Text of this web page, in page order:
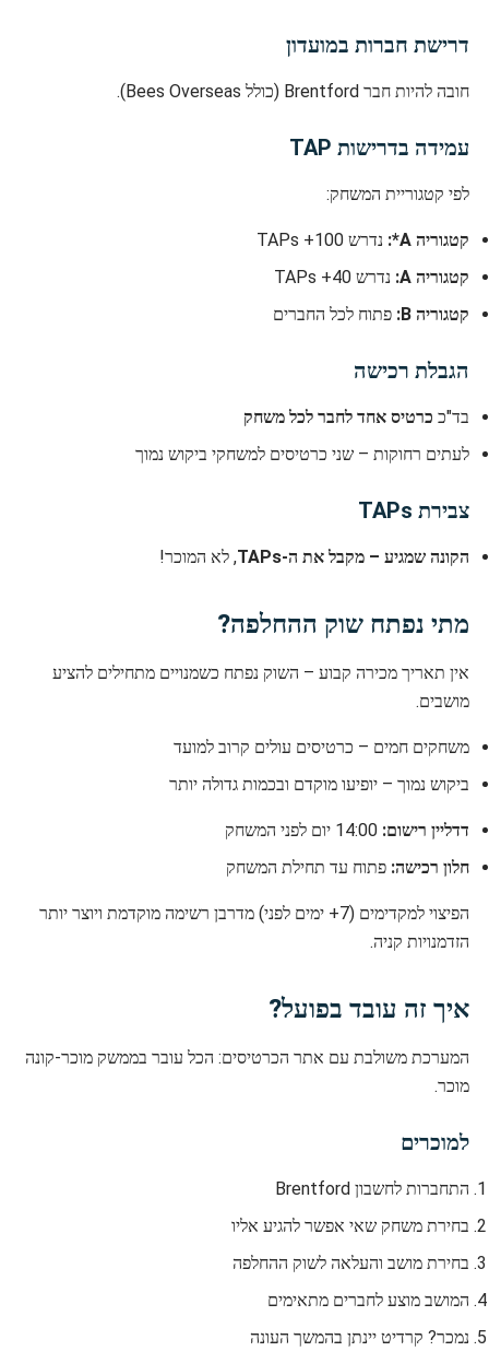
דרישת חברות במועדון
חובה להיות חבר Brentford (כולל Bees Overseas).
עמידה בדרישות TAP
לפי קטגוריית המשחק:
קטגוריה A*:
נדרש 100+ TAPs
קטגוריה A:
נדרש 40+ TAPs
קטגוריה B:
פתוח לכל החברים
הגבלת רכישה
בד"כ כרטיס אחד לחבר לכל משחק
לעתים רחוקות – שני כרטיסים למשחקי ביקוש נמוך
צבירת TAPs
הקונה שמגיע – מקבל את ה-TAPs , לא המוכר!
מתי נפתח שוק ההחלפה?
אין תאריך מכירה קבוע – השוק נפתח כשמנויים מתחילים להציע
מושבים.
משחקים חמים – כרטיסים עולים קרוב למועד
ביקוש נמוך – יופיעו מוקדם ובכמות גדולה יותר
דדליין רישום:
חלון רכישה: פתוח עד תחילת המשחק
הפיצוי למקדימים (7+ ימים לפני) מדרבן רשימה מוקדמת ויוצר יותר
הזדמנויות קניה.
איך זה עובד בפועל?
המערכת משולבת עם אתר הכרטיסים: הכל עובר בממשק מוכר-קונה
מוכר.
למוכרים
התחברות לחשבון Brentford
בחירת משחק שאי אפשר להגיע אליו
בחירת מושב והעלאה לשוק ההחלפה
המושב מוצע לחברים מתאימים
נמכר? קרדיט יינתן בהמשך העונה